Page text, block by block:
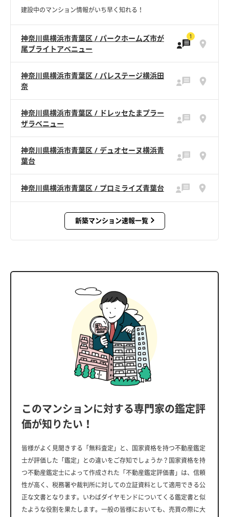
建設中のマンション情報がいち早く知れる！
神奈川県横浜市青葉区 / パークホームズ市が
尾ブライトアベニュー
1
神奈川県横浜市青葉区 / パレステージ横浜田
奈
神奈川県横浜市青葉区 / ドレッセたまプラー
ザラベニュー
神奈川県横浜市青葉区 / デュオセーヌ横浜青
葉台
神奈川県横浜市青葉区 / プロミライズ青葉台
新築マンション速報一覧
このマンションに対する専門家の鑑定評
価が知りたい！
皆様がよく見聞きする「無料査定」と、国家資格を持つ不動産鑑定
士が評価した「鑑定」との違いをご存知でしょうか？国家資格を持
つ不動産鑑定士によって作成された「不動産鑑定評価書」は、信頼
性が高く、税務署や裁判所に対しての立証資料として適用できる公
正な文書となります。いわばダイヤモンドについてくる鑑定書と似
たような役割を果たします。一般の皆様においても、売買の際に大